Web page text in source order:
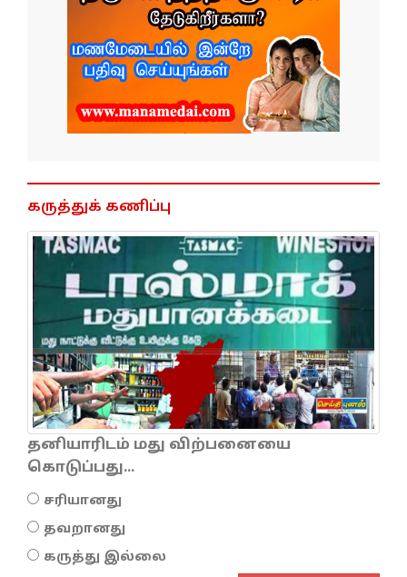
கருத்துக் கணிப்பு
தனியாரிடம் மது விற்பனையை
கொடுப்பது...
சரியானது
தவறானது
கருத்து இல்லை